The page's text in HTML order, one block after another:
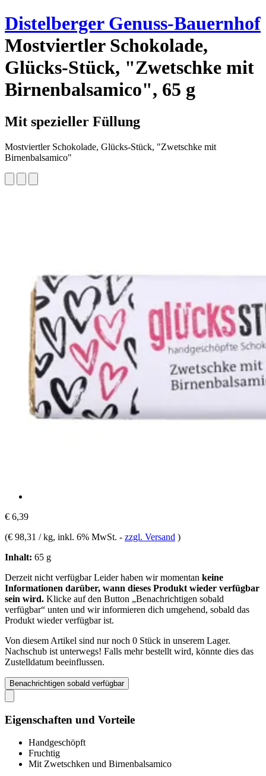
Distelberger Genuss-Bauernhof
Mostviertler Schokolade,
Glücks-Stück, "Zwetschke mit
Birnenbalsamico", 65 g
Mit spezieller Füllung
Mostviertler Schokolade, Glücks-Stück, "Zwetschke mit
Birnenbalsamico"
€ 6,39
(€ 98,31 / kg, inkl. 6% MwSt. - zzgl. Versand )
Inhalt: 65 g
Derzeit nicht verfügbarLeider haben wir momentan keine
Informationen darüber, wann dieses Produkt wieder verfügbar
sein wird. Klicke auf den Button „Benachrichtigen sobald
verfügbar“ unten und wir informieren dich umgehend, sobald das
Produkt wieder verfügbar ist.
Von diesem Artikel sind nur noch 0 Stück in unserem Lager.
Nachschub ist unterwegs! Falls mehr bestellt wird, könnte dies das
Zustelldatum beeinflussen.
Benachrichtigen sobald verfügbar
Eigenschaften und Vorteile
Handgeschöpft
Fruchtig
Mit Zwetschken und Birnenbalsamico